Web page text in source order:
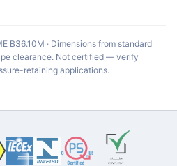
B36.10M · Dimensions from standard
clearance. Not certified — verify
retaining applications.